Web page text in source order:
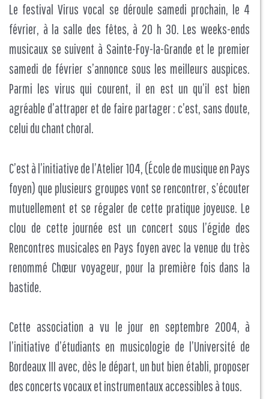
Le festival Virus vocal se déroule samedi prochain, le 4
février, à la salle des fêtes, à 20 h 30. Les weeks-ends
musicaux se suivent à Sainte-Foy-la-Grande et le premier
samedi de février s’annonce sous les meilleurs auspices.
Parmi les virus qui courent, il en est un qu’il est bien
agréable d’attraper et de faire partager : c’est, sans doute,
celui du chant choral.
C’est à l’initiative de l’Atelier 104, (École de musique en Pays
foyen) que plusieurs groupes vont se rencontrer, s’écouter
mutuellement et se régaler de cette pratique joyeuse. Le
clou de cette journée est un concert sous l’égide des
Rencontres musicales en Pays foyen avec la venue du très
renommé Chœur voyageur, pour la première fois dans la
bastide.
Cette association a vu le jour en septembre 2004, à
l’initiative d’étudiants en musicologie de l’Université de
Bordeaux III avec, dès le départ, un but bien établi, proposer
des concerts vocaux et instrumentaux accessibles à tous.